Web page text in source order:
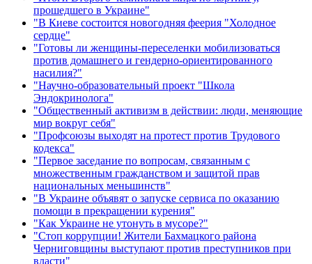
прошедшего в Украине"
"В Киеве состоится новогодняя феерия "Холодное
сердце"
"Готовы ли женщины-переселенки мобилизоваться
против домашнего и гендерно-ориентированного
насилия?"
"Научно-образовательный проект "Школа
Эндокринолога"
"Общественный активизм в действии: люди, меняющие
мир вокруг себя"
"Профсоюзы выходят на протест против Трудового
кодекса"
"Первое заседание по вопросам, связанным с
множественным гражданством и защитой прав
национальных меньшинств"
"В Украине объявят о запуске сервиса по оказанию
помощи в прекращении курения"
"Как Украине не утонуть в мусоре?"
"Стоп коррупции! Жители Бахмацкого района
Черниговщины выступают против преступников при
власти"